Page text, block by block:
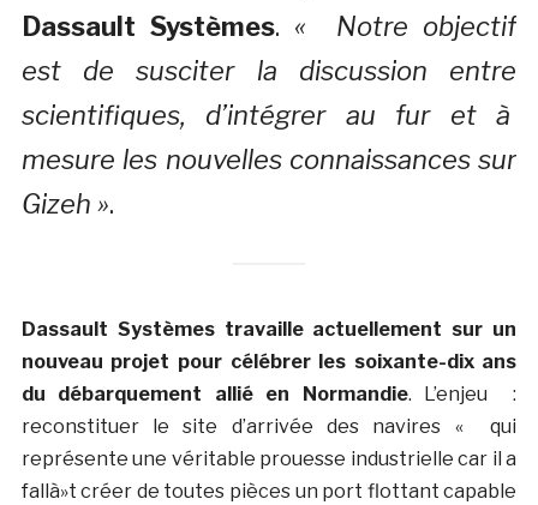
Dassault Systèmes. « Notre objectif
est de susciter la discussion entre
scientifiques, d’intégrer au fur et à
mesure les nouvelles connaissances sur
Gizeh ».
Dassault Systèmes travaille actuellement sur un
nouveau projet pour célébrer les soixante-dix ans
du débarquement allié en Normandie. L’enjeu :
reconstituer le site d’arrivée des navires « qui
représente une véritable prouesse industrielle car il a
fallà»t créer de toutes pièces un port flottant capable